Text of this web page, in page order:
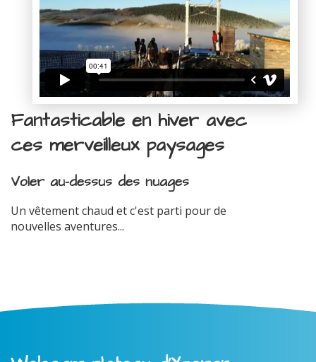
Fantasticable en hiver avec
ces merveilleux paysages
Voler au-dessus des nuages
Un vêtement chaud et c'est parti pour de
nouvelles aventures...